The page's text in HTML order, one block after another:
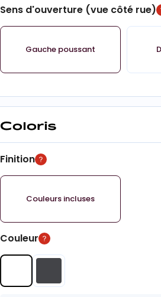
Sens d'ouverture (vue côté rue)
Gauche poussant
Coloris
Finition
Couleurs incluses
Couleur